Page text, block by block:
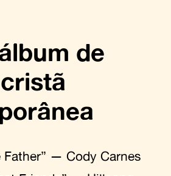
de
Father” — Cody Carnes